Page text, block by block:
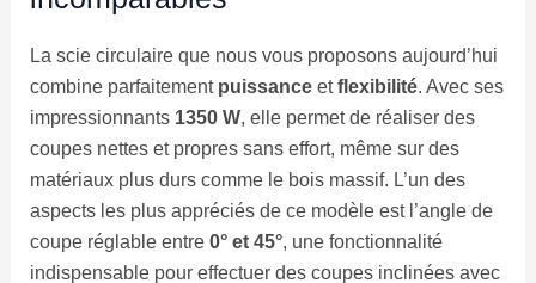
La scie circulaire que nous vous proposons aujourd’hui
combine parfaitement puissanceetflexibilité. Avec ses
impressionnants 1350 W, elle permet de réaliser des
coupes nettes et propres sans effort, même sur des
matériaux plus durs comme le bois massif. L’un des
aspects les plus appréciés de ce modèle est l’angle de
coupe réglable entre 0° et 45°, une fonctionnalité
indispensable pour effectuer des coupes inclinées avec